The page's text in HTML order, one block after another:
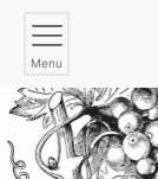
Menu